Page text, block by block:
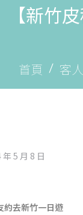
【新竹
首頁 客
年 5 月 8 日
約去新竹一日遊